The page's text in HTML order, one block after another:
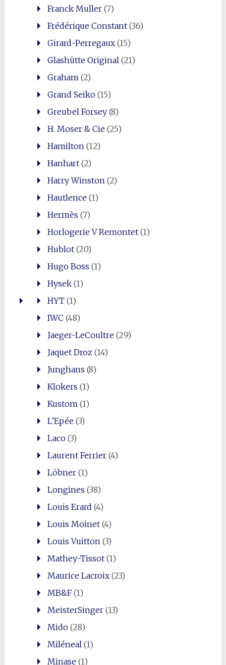
Franck Muller(7)
Frédérique Constant(36)
Girard-Perregaux(15)
Glashütte Original (21)
Graham (2)
Grand Seiko(15)
Greubel Forsey(8)
H. Moser & Cie(25)
Hamilton (12)
Hanhart(2)
Harry Winston (2)
Hautlence(1)
Hermès (7)
Horlogerie V Remontet(1)
Hublot(20)
Hugo Boss (1)
Hysek(1)
HYT(1)
IWC (48)
Jaeger-LeCoultre(29)
Jaquet Droz (14)
Junghans (8)
Klokers (1)
Kustom (1)
L’Epée(3)
Laco(3)
Laurent Ferrier(4)
Löbner(1)
Longines (38)
Louis Erard (4)
Louis Moinet(4)
Louis Vuitton (3)
Mathey-Tissot(1)
Maurice Lacroix(23)
MB&F(1)
MeisterSinger(13)
Mido(28)
Miléneal (1)
Minase(1)